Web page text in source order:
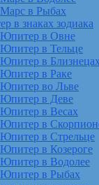
Марс в Рыбах
в знаках зодиака
Юпитер в Овне
Юпитер в Тельце
Юпитер в Близнецах
Юпитер в Раке
Юпитер во Льве
Юпитер в Деве
Юпитер в Весах
Юпитер в
Юпитер в Стрельце
Юпитер в Козероге
Юпитер в Водолее
Юпитер в Рыбах